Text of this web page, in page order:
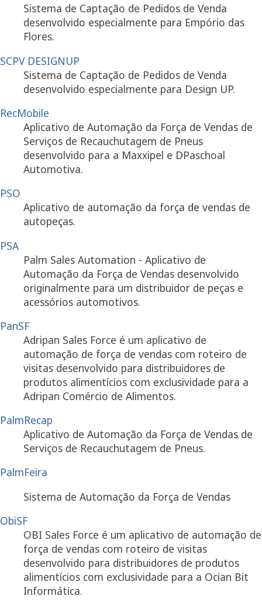
Sistema de Captação de Pedidos de Venda
desenvolvido especialmente para Empório das
Flores.
SCPV DESIGNUP
Sistema de Captação de Pedidos de Venda
desenvolvido especialmente para Design UP.
RecMobile
Aplicativo de Automação da Força de Vendas de
Serviços de Recauchutagem de Pneus
desenvolvido para a Maxxipel e DPaschoal
Automotiva.
PSO
Aplicativo de automação da força de vendas de
autopeças.
PSA
Palm Sales Automation - Aplicativo de
Automação da Força de Vendas desenvolvido
originalmente para um distribuidor de peças e
acessórios automotivos.
PanSF
Adripan Sales Force é um aplicativo de
automação de força de vendas com roteiro de
visitas desenvolvido para distribuidores de
produtos alimentícios com exclusividade para a
Adripan Comércio de Alimentos.
PalmRecap
Aplicativo de Automação da Força de Vendas de
Serviços de Recauchutagem de Pneus.
PalmFeira
Sistema de Automação da Força de Vendas
ObiSF
OBI Sales Force é um aplicativo de automação de
força de vendas com roteiro de visitas
desenvolvido para distribuidores de produtos
alimentícios com exclusividade para a Ocian Bit
Informática.